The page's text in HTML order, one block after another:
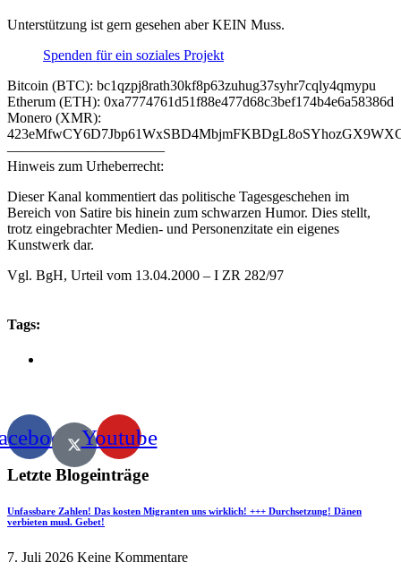
Unterstützung ist gern gesehen aber KEIN Muss.
Spenden für ein soziales Projekt
Bitcoin (BTC): bc1qzpj8rath30kf8p63zuhug37syhr7cqly4qmypu
Etherum (ETH): 0xa7774761d51f88e477d68c3bef174b4e6a58386d
Monero (XMR):
———————————
Hinweis zum Urheberrecht:
Dieser Kanal kommentiert das politische Tagesgeschehen im
Bereich von Satire bis hinein zum schwarzen Humor. Dies stellt,
trotz eingebrachter Medien- und Personenzitate ein eigenes
Kunstwerk dar.
Vgl. BgH, Urteil vom 13.04.2000 – I ZR 282/97
Tags:
Youtube
Letzte Blogeinträge
Unfassbare Zahlen! Das kosten Migranten uns wirklich! +++ Durchsetzung! Dänen
verbieten musl. Gebet!
7. Juli 2026 Keine Kommentare